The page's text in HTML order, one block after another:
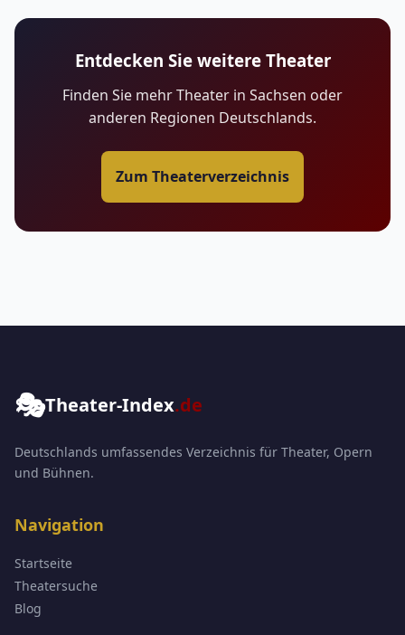
Entdecken Sie weitere Theater
Finden Sie mehr Theater in Sachsen oder
anderen Regionen Deutschlands.
Zum Theaterverzeichnis
🎭Theater-Index.de
Deutschlands umfassendes Verzeichnis für Theater, Opern
und Bühnen.
Navigation
Startseite
Theatersuche
Blog